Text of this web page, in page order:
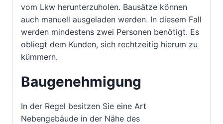
vom Lkw herunterzuholen. Bausätze können
auch manuell ausgeladen werden. In diesem Fall
werden mindestens zwei Personen benötigt. Es
obliegt dem Kunden, sich rechtzeitig hierum zu
kümmern.
Baugenehmigung
In der Regel besitzen Sie eine Art
Nebengebäude in der Nähe des